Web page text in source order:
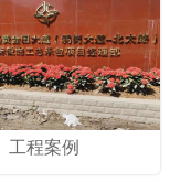
工程案例